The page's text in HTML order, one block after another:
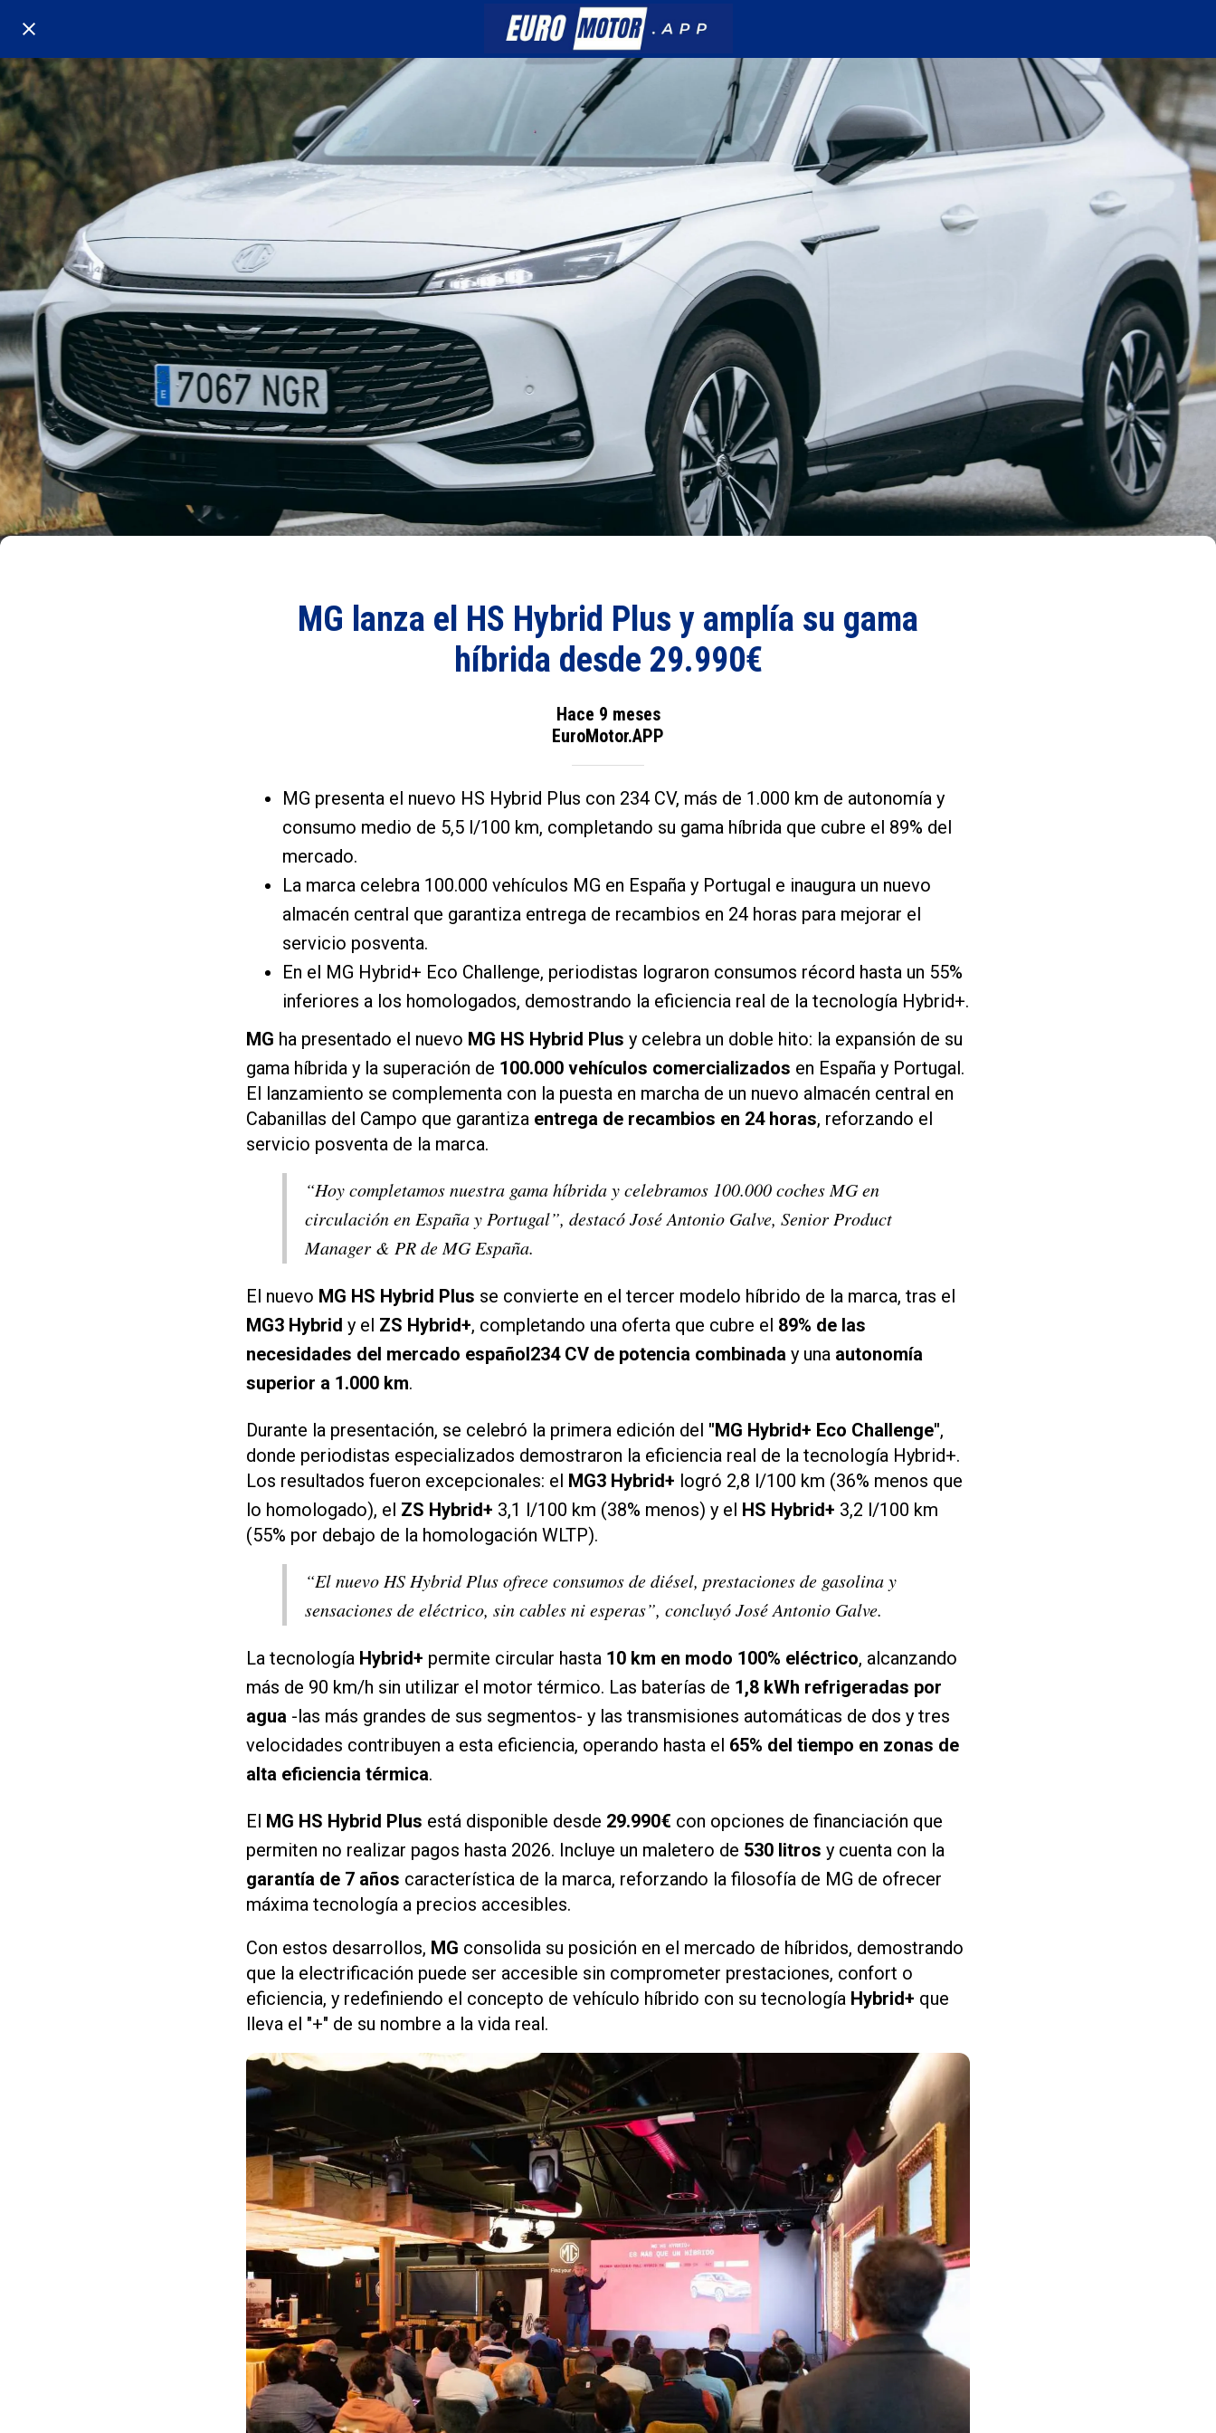
MG lanza el HS Hybrid Plus y amplía su gama
híbrida desde 29.990€
Hace 9 meses
EuroMotor.APP
MG presenta el nuevo HS Hybrid Plus con 234 CV, más de 1.000 km de autonomía y
consumo medio de 5,5 l/100 km, completando su gama híbrida que cubre el 89% del
mercado.
La marca celebra 100.000 vehículos MG en España y Portugal e inaugura un nuevo
almacén central que garantiza entrega de recambios en 24 horas para mejorar el
servicio posventa.
En el MG Hybrid+ Eco Challenge, periodistas lograron consumos récord hasta un 55%
inferiores a los homologados, demostrando la eficiencia real de la tecnología Hybrid+.
MG ha presentado el nuevo MG HS Hybrid Plus y celebra un doble hito: la expansión de su
gama híbrida y la superación de 100.000 vehículos comercializados en España y Portugal.
El lanzamiento se complementa con la puesta en marcha de un nuevo almacén central en
Cabanillas del Campo que garantiza entrega de recambios en 24 horas, reforzando el
servicio posventa de la marca.
“Hoy completamos nuestra gama híbrida y celebramos 100.000 coches MG en
circulación en España y Portugal”, destacó José Antonio Galve, Senior Product
Manager & PR de MG España.
El nuevo MG HS Hybrid Plus se convierte en el tercer modelo híbrido de la marca, tras el
MG3 Hybrid y el ZS Hybrid+, completando una oferta que cubre el 89% de las
necesidades del mercado español234 CV de potencia combinada y una autonomía
superior a 1.000 km.
Durante la presentación, se celebró la primera edición del "MG Hybrid+ Eco Challenge",
donde periodistas especializados demostraron la eficiencia real de la tecnología Hybrid+.
Los resultados fueron excepcionales: el MG3 Hybrid+ logró 2,8 l/100 km (36% menos que
lo homologado), el ZS Hybrid+ 3,1 l/100 km (38% menos) y el HS Hybrid+ 3,2 l/100 km
(55% por debajo de la homologación WLTP).
“El nuevo HS Hybrid Plus ofrece consumos de diésel, prestaciones de gasolina y
sensaciones de eléctrico, sin cables ni esperas”, concluyó José Antonio Galve.
La tecnología Hybrid+ permite circular hasta 10 km en modo 100% eléctrico, alcanzando
más de 90 km/h sin utilizar el motor térmico. Las baterías de 1,8 kWh refrigeradas por
agua -las más grandes de sus segmentos- y las transmisiones automáticas de dos y tres
velocidades contribuyen a esta eficiencia, operando hasta el 65% del tiempo en zonas de
alta eficiencia térmica.
El MG HS Hybrid Plus está disponible desde 29.990€ con opciones de financiación que
permiten no realizar pagos hasta 2026. Incluye un maletero de 530 litros y cuenta con la
garantía de 7 años característica de la marca, reforzando la filosofía de MG de ofrecer
máxima tecnología a precios accesibles.
Con estos desarrollos, MG consolida su posición en el mercado de híbridos, demostrando
que la electrificación puede ser accesible sin comprometer prestaciones, confort o
eficiencia, y redefiniendo el concepto de vehículo híbrido con su tecnología Hybrid+ que
lleva el "+" de su nombre a la vida real.